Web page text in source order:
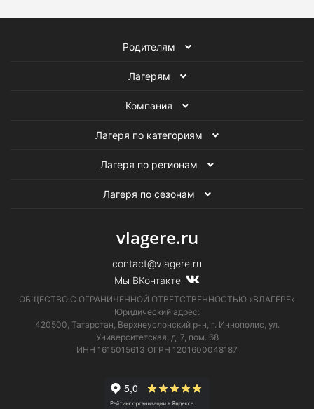
Художественные лагеря в России
Родителям
Лагерям
Компания
Лагеря по категориям
Лагеря по регионам
Лагеря по сезонам
vlagere.ru
contact@vlagere.ru
Мы ВКонтакте
ОБЩЕСТВО С ОГРАНИЧЕННОЙ ОТВЕТСТВЕННОСТЬЮ «ВЛАГЕРЕ»
Юридический адрес:
420500, Татарстан, Верхнеуслонский р-н, г. Иннополис, ул.
Университетская, д. 7, пом. 68
ИНН 1615015613 ОГРН 1201600048187